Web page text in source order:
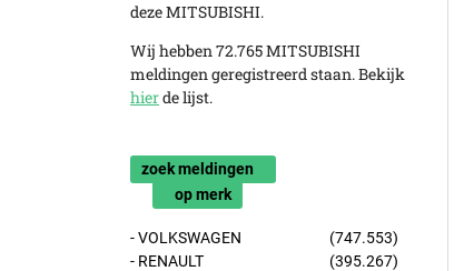
deze MITSUBISHI.
Wij hebben 72.765 MITSUBISHI
meldingen geregistreerd staan. Bekijk
hierde lijst.
zoek meldingen
op merk
- VOLKSWAGEN
(747.553)
- RENAULT
(395.267)